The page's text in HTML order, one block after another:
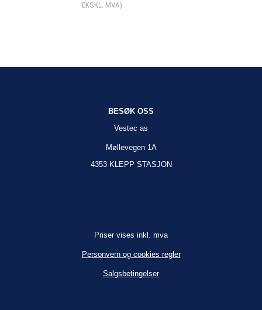
EKSKL. MVA)
BESØK OSS
Vestec as
Møllevegen 1A
4353 KLEPP STASJON
Priser vises inkl. mva
Personvern og cookies regler
Salgsbetingelser